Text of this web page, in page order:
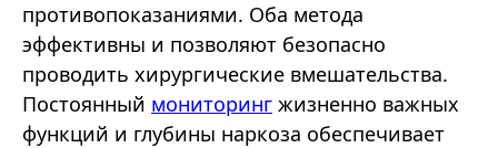
противопоказаниями. Оба метода
эффективны и позволяют безопасно
проводить хирургические вмешательства.
Постоянный мониторинг жизненно важных
функций и глубины наркоза обеспечивает